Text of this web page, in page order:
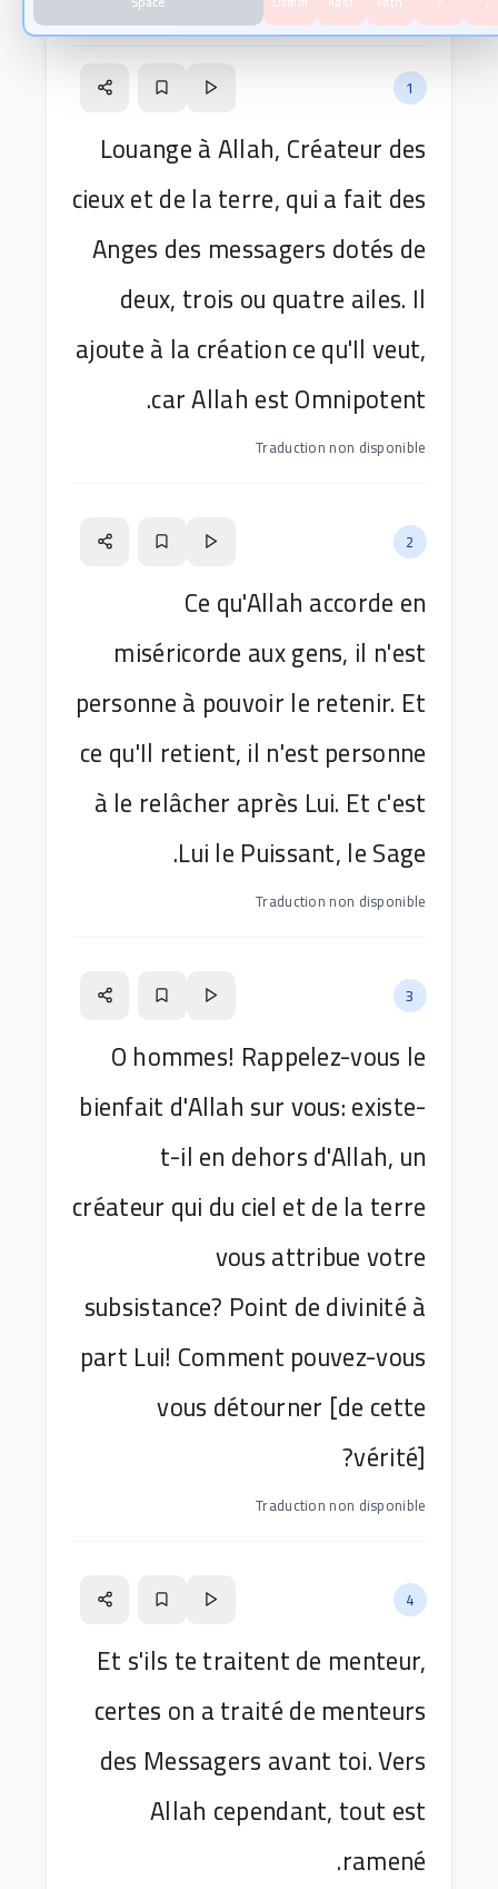
Versets de la sourate
versets
1
Louange à Allah, Créateur des
cieux et de la terre, qui a fait des
Anges des messagers dotés de
deux, trois ou quatre ailes. Il
ajoute à la création ce qu'Il veut,
car Allah est Omnipotent.
Traduction non disponible
2
Ce qu'Allah accorde en
miséricorde aux gens, il n'est
personne à pouvoir le retenir. Et
ce qu'Il retient, il n'est personne
à le relâcher après Lui. Et c'est
Lui le Puissant, le Sage.
Traduction non disponible
3
O hommes! Rappelez-vous le
bienfait d'Allah sur vous: existe-
t-il en dehors d'Allah, un
créateur qui du ciel et de la terre
vous attribue votre
subsistance? Point de divinité à
part Lui! Comment pouvez-vous
vous détourner [de cette
vérité]?
Traduction non disponible
4
Et s'ils te traitent de menteur,
certes on a traité de menteurs
des Messagers avant toi. Vers
Allah cependant, tout est
ramené.